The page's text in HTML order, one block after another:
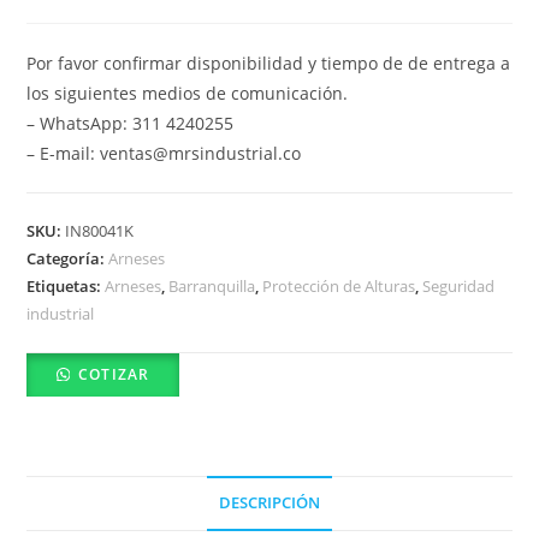
Por favor confirmar disponibilidad y tiempo de de entrega a
los siguientes medios de comunicación.
– WhatsApp: 311 4240255
– E-mail: ventas@mrsindustrial.co
SKU: IN80041K
Categoría:Arneses
Etiquetas:Arneses Barranquilla Protección de Alturas Seguridad
industrial
COTIZAR
DESCRIPCIÓN